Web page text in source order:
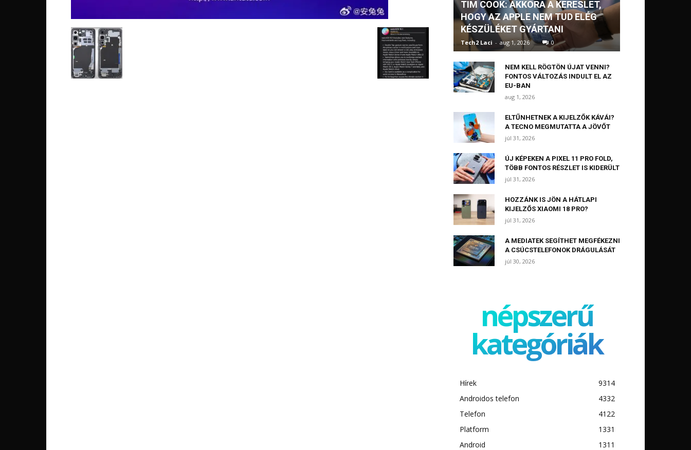
TIM COOK: AKKORA A KERESLET,
HOGY AZ APPLE NEM TUD ELÉG
KÉSZÜLÉKET GYÁRTANI
Tech2 Laci - aug 1, 2026 0
NEM KELL RÖGTÖN ÚJAT VENNI?
FONTOS VÁLTOZÁS INDULT EL AZ
EU-BAN
aug 1, 2026
ELTŰNHETNEK A KIJELZŐK KÁVÁI?
A TECNO MEGMUTATTA A JÖVŐT
júl 31, 2026
ÚJ KÉPEKEN A PIXEL 11 PRO FOLD,
TÖBB FONTOS RÉSZLET IS KIDERÜLT
júl 31, 2026
HOZZÁNK IS JÖN A HÁTLAPI
KIJELZŐS XIAOMI 18 PRO?
júl 31, 2026
A MEDIATEK SEGÍTHET MEGFÉKEZNI
A CSÚCSTELEFONOK DRÁGULÁSÁT
júl 30, 2026
népszerű
kategóriák
Hírek
9314
Androidos telefon
4332
Telefon
4122
Platform
1331
Android
1311